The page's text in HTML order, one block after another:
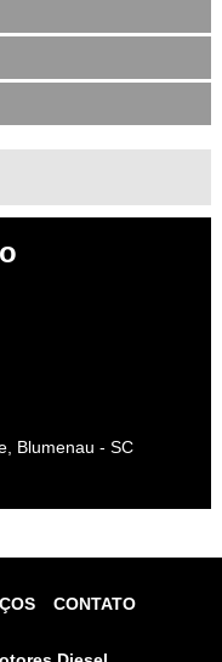
Blumenau - SC
CONTATO